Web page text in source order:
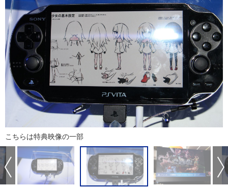
こちらは特典映像の一部